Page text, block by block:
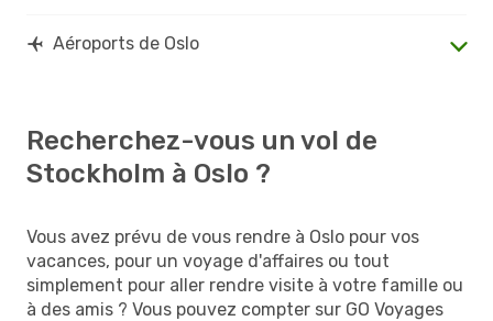
Aéroports de Oslo
Recherchez-vous un vol de
Stockholm à Oslo ?
Vous avez prévu de vous rendre à Oslo pour vos
vacances, pour un voyage d'affaires ou tout
simplement pour aller rendre visite à votre famille ou
à des amis ? Vous pouvez compter sur GO Voyages